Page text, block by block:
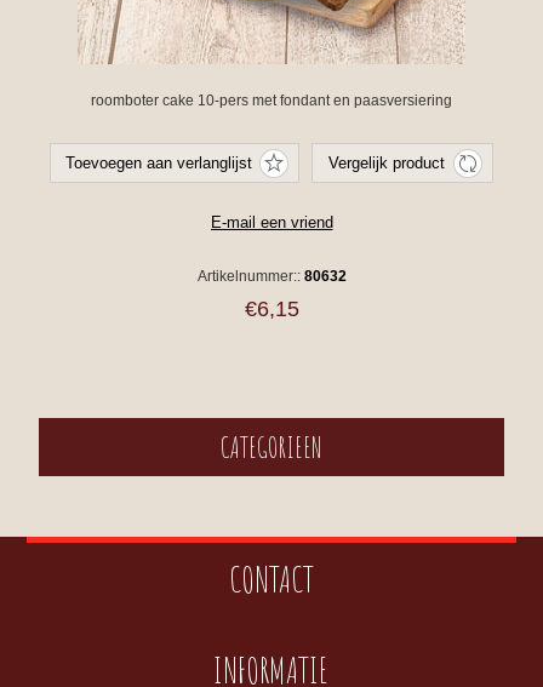
roomboter cake 10-pers met fondant en paasversiering
Artikelnummer:: 80632
€6,15
CATEGORIEEN
CONTACT
INFORMATIE